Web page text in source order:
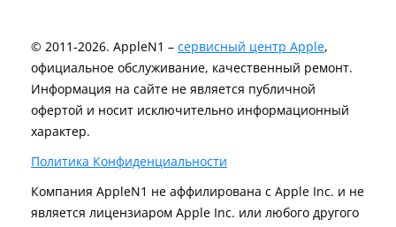
© 2011-2026. AppleN1 – сервисный центр Apple,
официальное обслуживание, качественный ремонт.
Информация на сайте не является публичной
офертой и носит исключительно информационный
характер.
Политика Конфиденциальности
Компания AppleN1 не аффилирована c Apple Inc. и не
является лицензиаром Apple Inc. или любого другого